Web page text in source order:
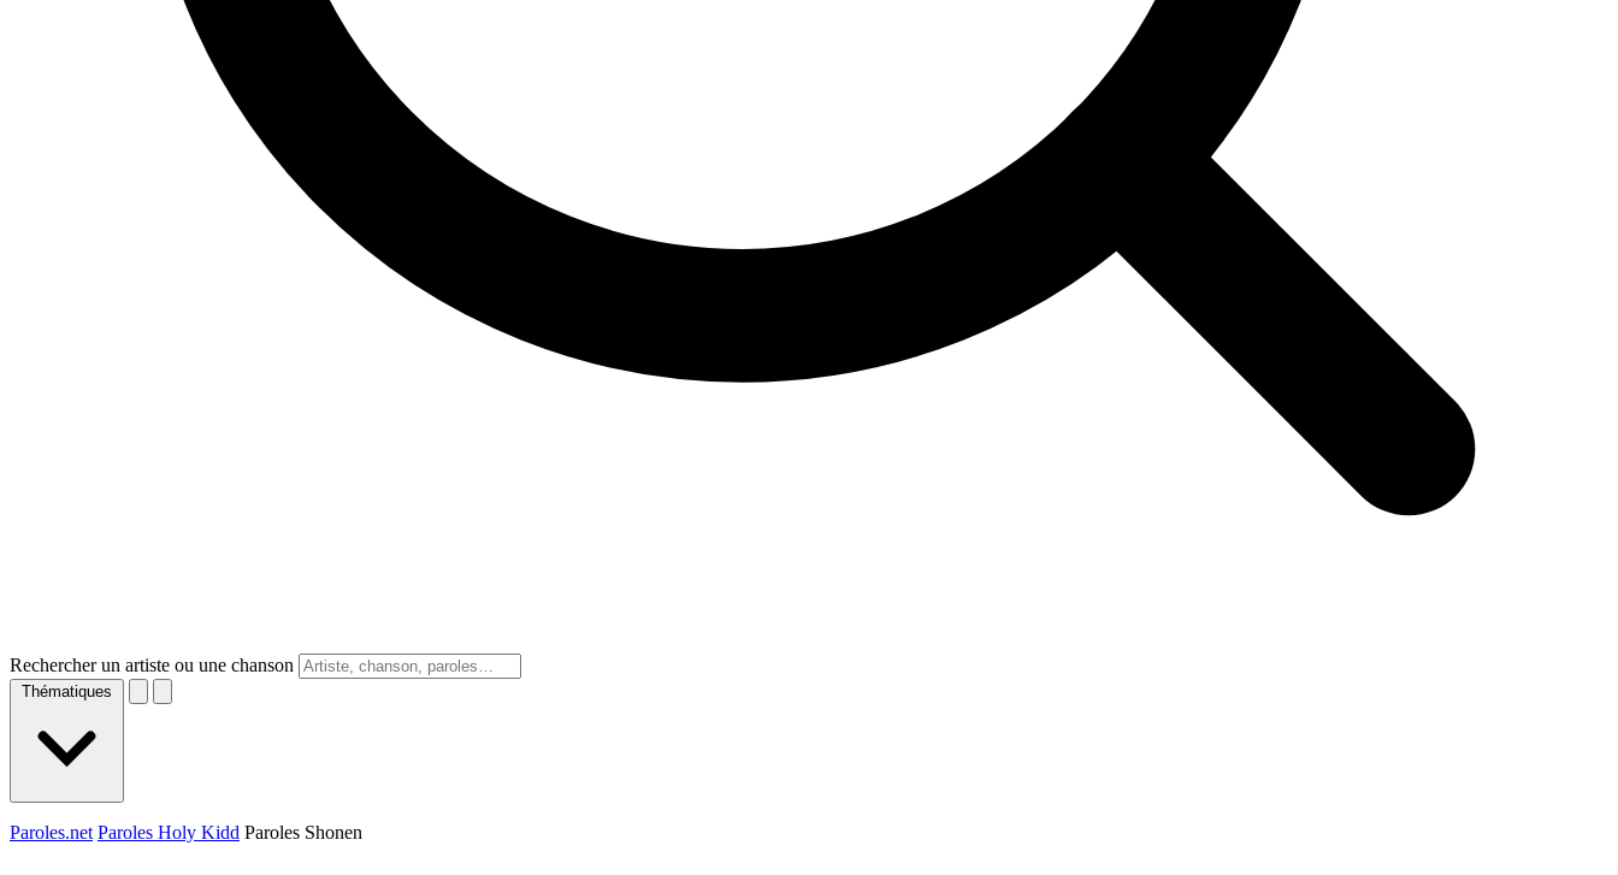
Rechercher un artiste ou une chanson
Thématiques
Paroles.net Paroles Holy Kidd Paroles Shonen